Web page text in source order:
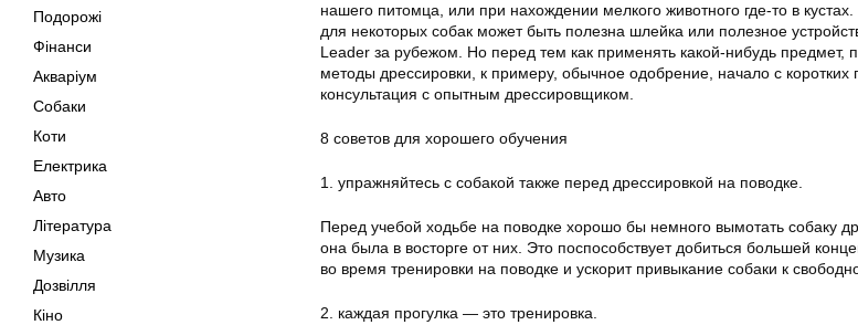
Подорожі
Фінанси
Акваріум
Собаки
Коти
Електрика
Авто
Література
Музика
Дозвілля
Кіно
нашего питомца, или при нахождении мелкого животного где-то в
для некоторых собак может быть полезна шлейка или полезное
Leader за рубежом. Но перед тем как применять какой-нибудь предмет,
методы дрессировки, к примеру, обычное одобрение, начало с коротких
консультация с опытным дрессировщиком.
8 советов для хорошего обучения
1. упражняйтесь с собакой также перед дрессировкой на поводке.
Перед учебой ходьбе на поводке хорошо бы немного вымотать собаку
она была в восторге от них. Это поспособствует добиться большей
во время тренировки на поводке и ускорит привыкание собаки к
2. каждая прогулка — это тренировка.